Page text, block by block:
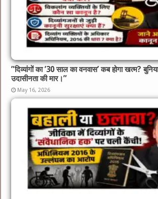
​”दिव्यांगों का ’30 साल का वनवास’ कब होगा खत्म?
उदासीनता की मार।”
May 16, 2026